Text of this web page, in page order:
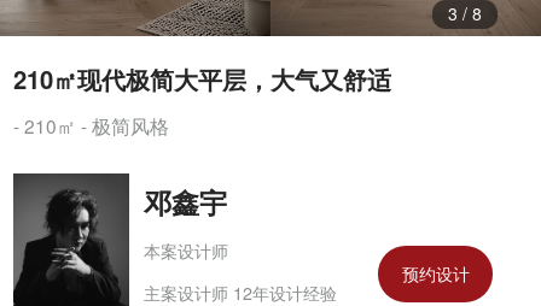
4 /8
210㎡现代极简大平层，大气又舒适
- 210㎡ - 极简风格
邓鑫宇
本案设计师
主案设计师 12年设计经验
预约设计